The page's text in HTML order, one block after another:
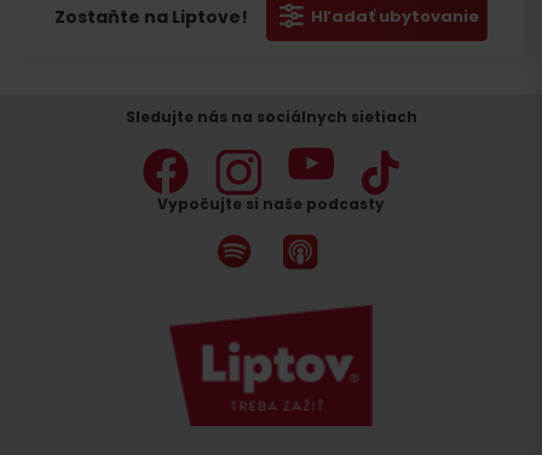
Zostaňte na Liptove! Hľadať ubytovanie
Hľadať
Sledujte nás na sociálnych sietiach
Vypočujte si naše podcasty